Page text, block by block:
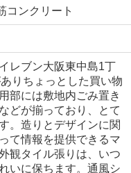
コンクリート
レブン大阪東中島1丁
りちょっとした買い物
部には敷地内ごみ置き
どが揃っており、とて
。造りとデザインに関
て情報を提供できるマ
観タイル張りは、いつ
いに保ちます。通風シ